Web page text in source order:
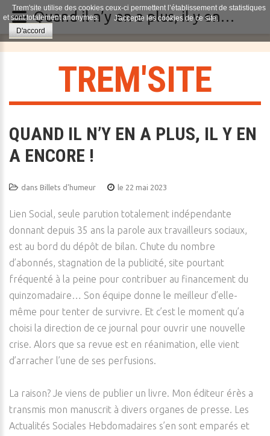
TREM'SITE
QUAND IL N’Y EN A PLUS, IL Y EN
A ENCORE !
dans Billets d'humeur le 22 mai 2023
Lien Social, seule parution totalement indépendante
donnant depuis 35 ans la parole aux travailleurs sociaux,
est au bord du dépôt de bilan. Chute du nombre
d’abonnés, stagnation de la publicité, site pourtant
fréquenté à la peine pour contribuer au financement du
quinzomadaire… Son équipe donne le meilleur d’elle-
même pour tenter de survivre. Et c’est le moment qu’a
choisi la direction de ce journal pour ouvrir une nouvelle
crise. Alors que sa revue est en réanimation, elle vient
d’arracher l’une de ses perfusions.
La raison? Je viens de publier un livre. Mon éditeur érès a
transmis mon manuscrit à divers organes de presse. Les
Actualités Sociales Hebdomadaires s’en sont emparés et
Trem'site utilise des cookies ceux-ci permettent l’établissement de statistiques
et sont totalement anonymes.
J'accepte les cookies de ce site.
D'accord
Quand il n’y en a plus, il y en a encore !